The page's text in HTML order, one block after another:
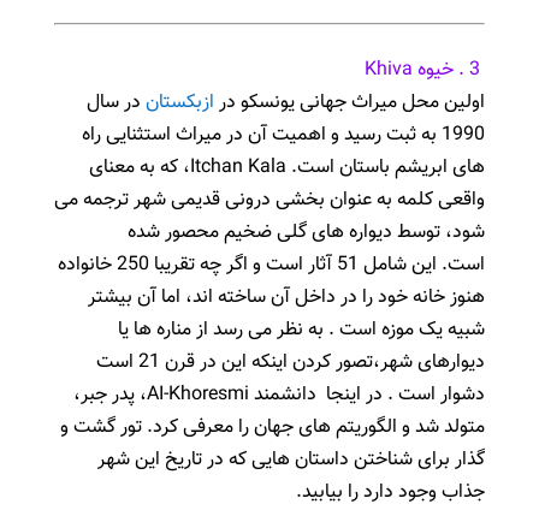
اولین محل میراث جهانی یونسکو در ازبکستاندر سال
1990 به ثبت رسید و اهمیت آن در میراث استثنایی راه
های ابریشم باستان است.
Itchan Kala، که به معنای
واقعی کلمه به عنوان بخشی درونی قدیمی شهر ترجمه می
شود، توسط دیواره های گلی ضخیم محصور شده
است.
این شامل 51 آثار است و اگر چه تقریبا 250 خانواده
هنوز خانه خود را در داخل آن ساخته اند، اما آن بیشتر
شبیه یک موزه است . به نظر می رسد از مناره ها یا
دیوارهای شهر،تصور کردن اینکه این در قرن 21 است
دشوار است . در
اینجا دانشمند AI-Khoresmi، پدر جبر،
متولد شد و الگوریتم های جهان را معرفی کرد. تور گشت و
گذار برای شناختن داستان هایی که در تاریخ این شهر
جذاب وجود دارد را بیابید.